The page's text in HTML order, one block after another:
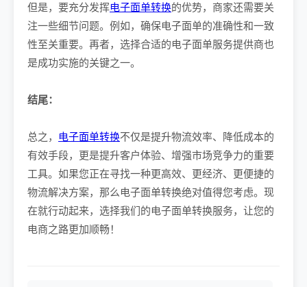
但是，要充分发挥电子面单转换的优势，商家还需要关
注一些细节问题。例如，确保电子面单的准确性和一致
性至关重要。再者，选择合适的电子面单服务提供商也
是成功实施的关键之一。
结尾：
总之， 电子面单转换不仅是提升物流效率、降低成本的
有效手段，更是提升客户体验、增强市场竞争力的重要
工具。如果您正在寻找一种更高效、更经济、更便捷的
物流解决方案，那么电子面单转换绝对值得您考虑。现
在就行动起来，选择我们的电子面单转换服务，让您的
电商之路更加顺畅！